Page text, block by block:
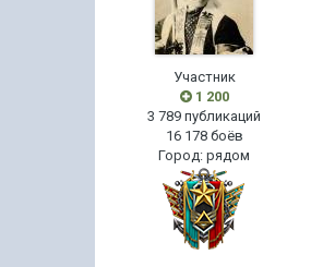
Участник
1 200
3 789 публикаций
16 178 боёв
Город:рядом